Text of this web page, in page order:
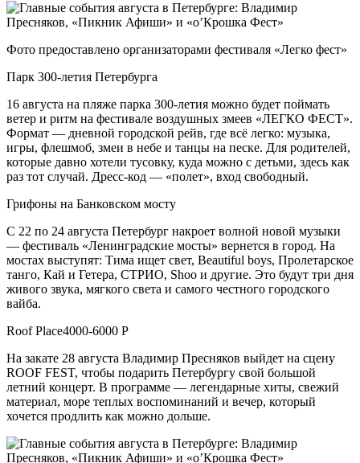
Фото предоставлено организаторами фестиваля «Легко фест»
Парк 300-летия Петербурга
16 августа на пляже парка 300-летия можно будет поймать
ветер и ритм на фестивале воздушных змеев «ЛЕГКО ФЕСТ».
Формат — дневной городской рейв, где всё легко: музыка,
игры, флешмоб, змеи в небе и танцы на песке. Для родителей,
которые давно хотели тусовку, куда можно с детьми, здесь как
раз тот случай. Дресс-код — «полет», вход свободный.
Грифоны на Банковском мосту
С 22 по 24 августа Петербург накроет волной новой музыки
— фестиваль «Ленинградские мосты» вернется в город. На
мостах выступят: Тима ищет свет, Beautiful boys, Пролетарское
танго, Кай и Гетера, СТРИО, Shoo и другие. Это будут три дня
живого звука, мягкого света и самого честного городского
вайба.
Roof Place4000-6000 Р
На закате 28 августа Владимир Пресняков выйдет на сцену
ROOF FEST, чтобы подарить Петербургу свой большой
летний концерт. В программе — легендарные хиты, свежий
материал, море теплых воспоминаний и вечер, который
хочется продлить как можно дольше.